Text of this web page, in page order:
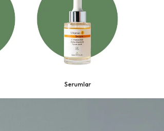
Serumlar